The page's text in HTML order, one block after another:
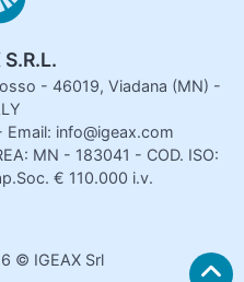
- 46019, Viadana (MN) -
info@igeax.com
MN - 183041 - COD. ISO:
€ 110.000 i.v.
© IGEAX Srl